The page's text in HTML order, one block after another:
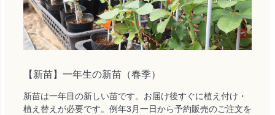
【新苗】一年生の新苗（春季）
新苗は一年目の新しい苗です。お届け後すぐに植え付け・
植え替えが必要です。例年3月一日から予約販売のご注文を